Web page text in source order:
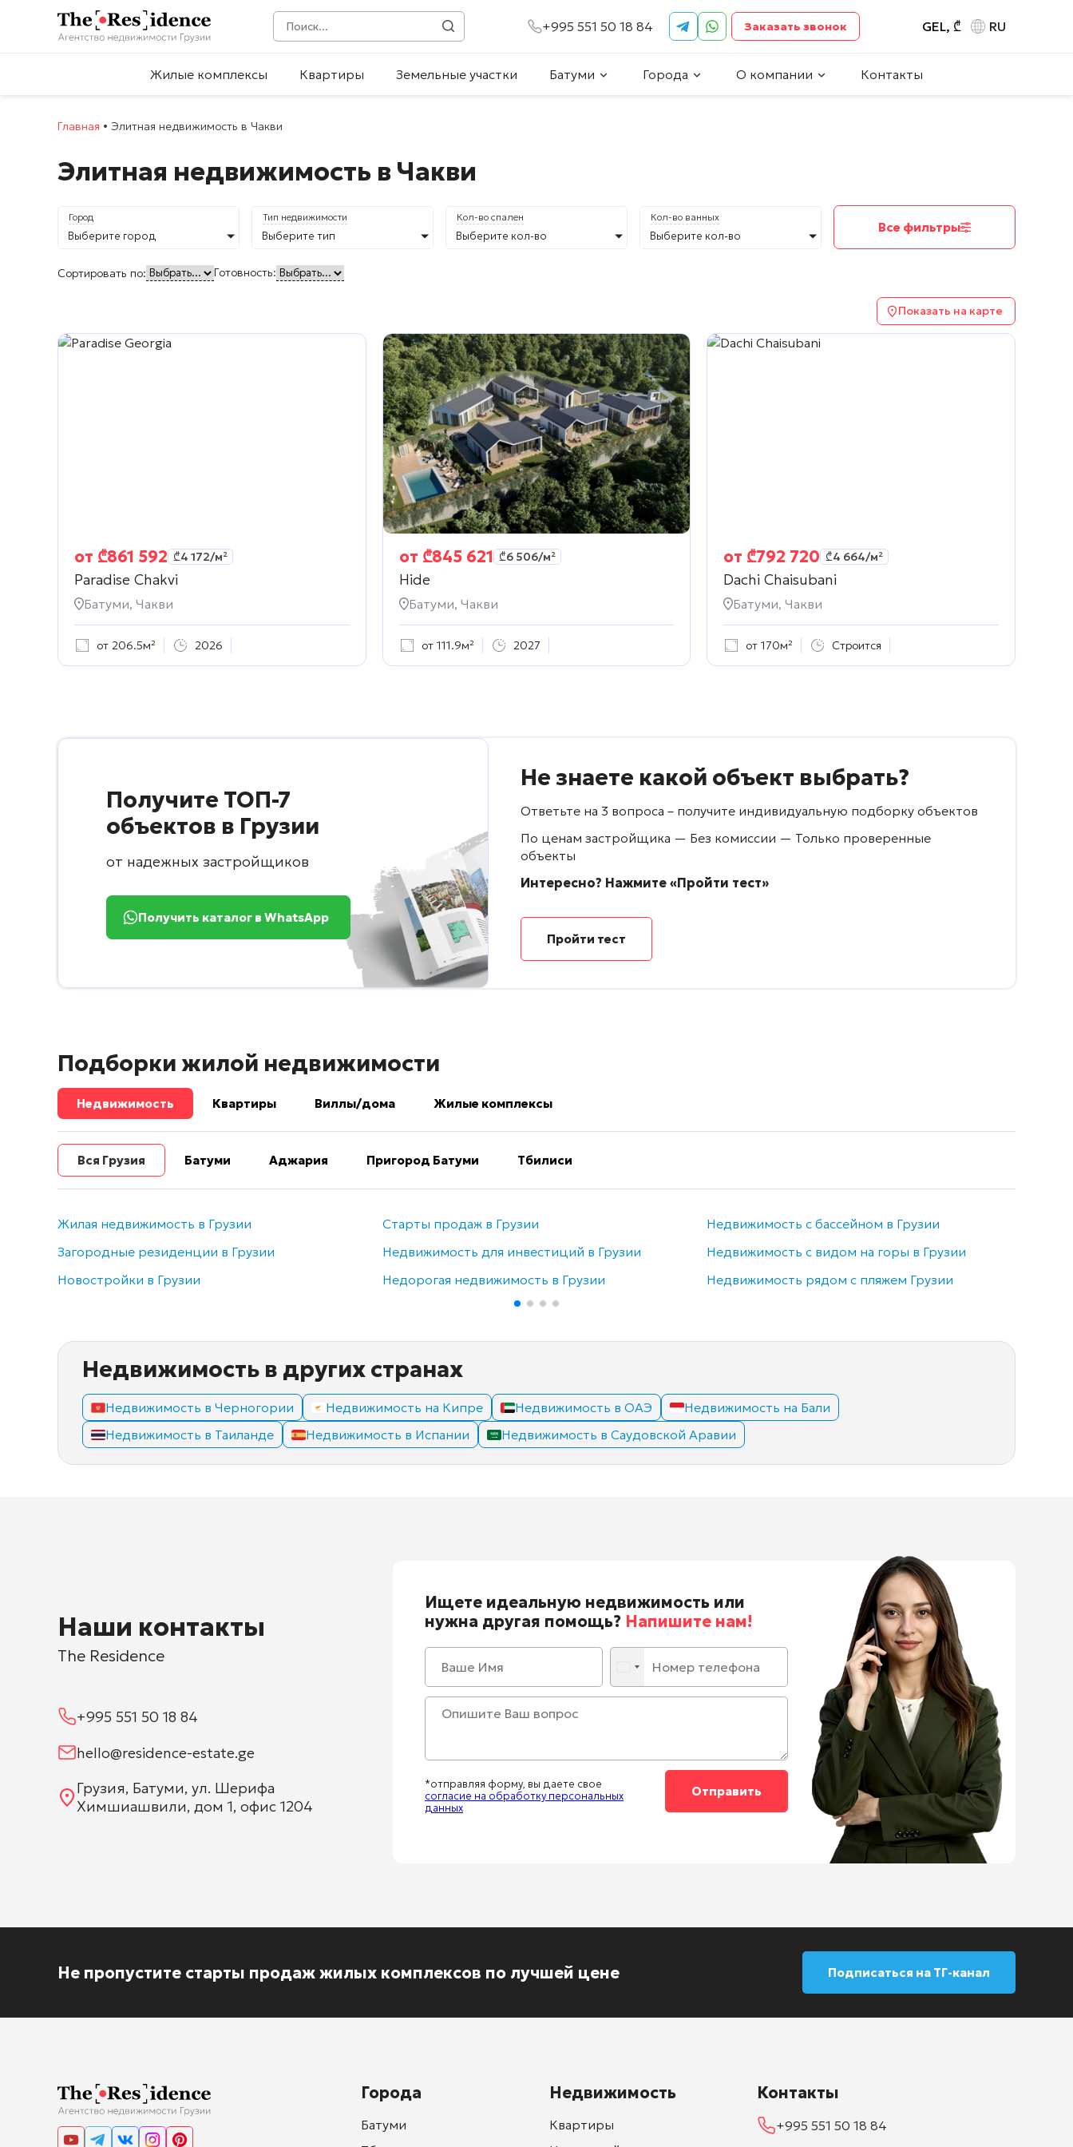
+995 551 50 18 84 Заказать звонок GEL, ₾ RU
Жилые комплексы Квартиры Земельные участки Батуми Города О компании Контакты
Главная • Элитная недвижимость в Чакви
Элитная недвижимость в Чакви
Город
Выберите город
Тип недвижимости
Выберите тип
Кол-во спален
Выберите кол-во
Кол-во ванных
Выберите кол-во
Все фильтры
Сортировать по: Готовность:
Показать на карте
от ₾861 592 ₾4 172/м²
Paradise Chakvi
Батуми, Чакви
от 206.5м² 2026
от ₾845 621 ₾6 506/м²
Hide
Батуми, Чакви
от 111.9м² 2027
от ₾792 720 ₾4 664/м²
Dachi Chaisubani
Батуми, Чакви
от 170м² Строится
Получите ТОП-7
объектов в Грузии
от надежных застройщиков
Получить каталог в WhatsApp
Не знаете какой объект выбрать?
Ответьте на 3 вопроса – получите индивидуальную подборку объектов
По ценам застройщика — Без комиссии — Только проверенные
объекты
Интересно? Нажмите «Пройти тест»
Пройти тест
Подборки жилой недвижимости
Недвижимость Квартиры Виллы/дома Жилые комплексы
Вся Грузия Батуми Аджария Пригород Батуми Тбилиси
Жилая недвижимость в Грузии
Загородные резиденции в Грузии
Новостройки в Грузии
Старты продаж в Грузии
Недвижимость для инвестиций в Грузии
Недорогая недвижимость в Грузии
Недвижимость с бассейном в Грузии
Недвижимость с видом на горы в Грузии
Недвижимость рядом с пляжем Грузии
Недвижимость в других странах
Недвижимость в Черногории Недвижимость на Кипре Недвижимость в ОАЭ
Недвижимость на Бали
Недвижимость в Таиланде
Недвижимость в Испании Недвижимость в Саудовской Аравии
Наши контакты
The Residence
+995 551 50 18 84
hello@residence-estate.ge
Грузия, Батуми, ул. Шерифа
Химшиашвили, дом 1, офис 1204
Ищете идеальную недвижимость или
нужна другая помощь? Напишите нам!
*отправляя форму, вы даете свое
согласие на обработку персональных
данных
Не пропустите старты продаж жилых комплексов по лучшей цене Подписаться на ТГ-канал
Города
Батуми
Недвижимость
Квартиры
Контакты
+995 551 50 18 84